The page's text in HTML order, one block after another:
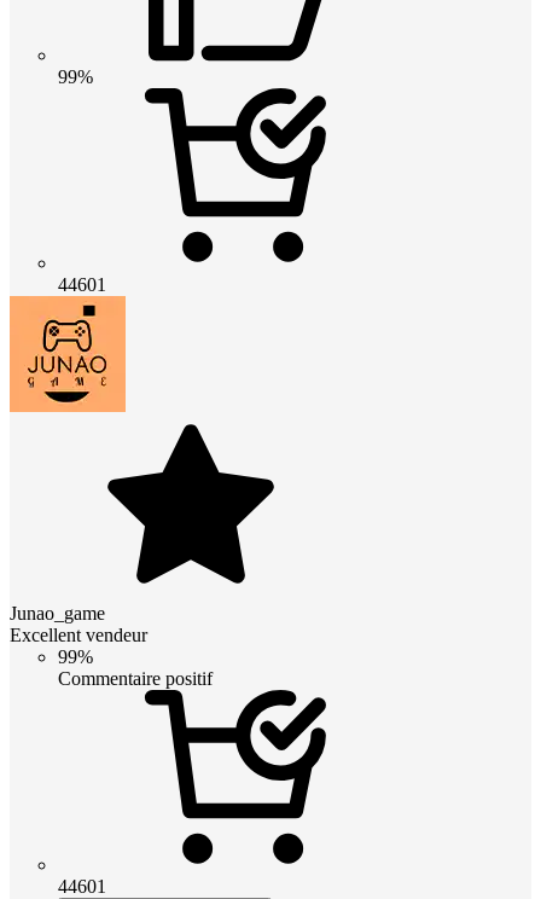
99%
44601
Junao_game
Excellent vendeur
99%
Commentaire positif
44601